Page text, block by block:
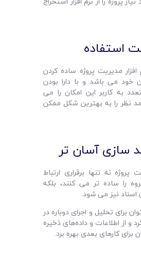
استفاده
مدیریت پروژه ساده کردن
خود می‌ باشد و با دارا بودن
به کاربر این امکان را می
نظر را به بهترین شکل ممکن
سازی آسان ‌تر
پروژه نه تنها برقراری ارتباط
را ساده تر می کنند، بلکه
اسناد نیز می شود.
برای تحلیل و اجرای دوباره در
و از اطلاعات و داده‌های ذخیره
کارهای بعدی بهره برد.